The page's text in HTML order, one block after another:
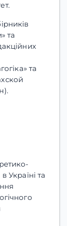
та
та
Україні та